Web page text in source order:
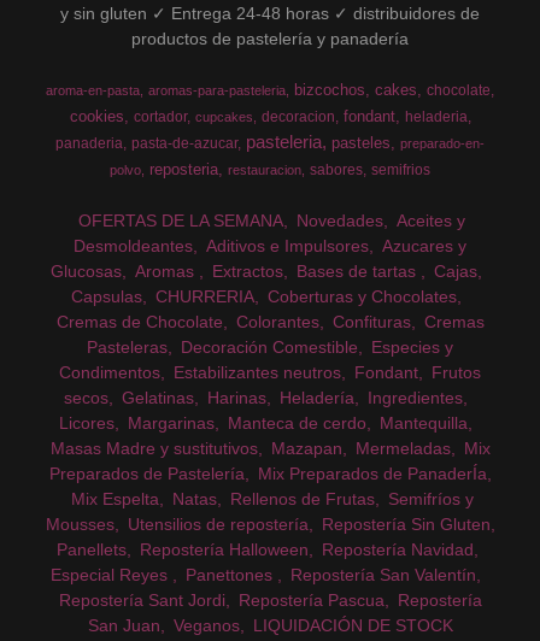
y sin gluten ✓ Entrega 24-48 horas ✓ distribuidores de
productos de pastelería y panadería
aroma-en-pasta aromas-para-pasteleria bizcochos cakes chocolate
cookies cortador cupcakes decoracion fondant
heladeria
panaderia pasta-de-azucar pasteleria pasteles
preparado-en-
polvo
reposteria restauracion sabores semifrios
OFERTAS DE LA SEMANA Novedades
Aceites y
Desmoldeantes
Aditivos e Impulsores
Azucares y
Glucosas
Aromas Extractos Bases de tartas
Cajas
Capsulas
CHURRERIA
Coberturas y Chocolates
Cremas de Chocolate
Colorantes Confituras
Cremas
Pasteleras
Decoración Comestible
Especies y
Condimentos
Estabilizantes neutros Fondant
Frutos
secos
Gelatinas Harinas Heladería
Ingredientes
Licores
Margarinas Manteca de cerdo
Mantequilla
Masas Madre y sustitutivos
Mazapan Mermeladas
Mix
Preparados de Pastelería
Mix Preparados de PanaderÍa
Mix Espelta
Natas Rellenos de Frutas
Semifríos y
Mousses
Utensilios de repostería
Repostería Sin Gluten
Panellets
Repostería Halloween
Repostería Navidad
Especial Reyes
Panettones
Repostería San Valentín
Repostería Sant Jordi
Repostería Pascua
Repostería
San Juan
Veganos LIQUIDACIÓN DE STOCK